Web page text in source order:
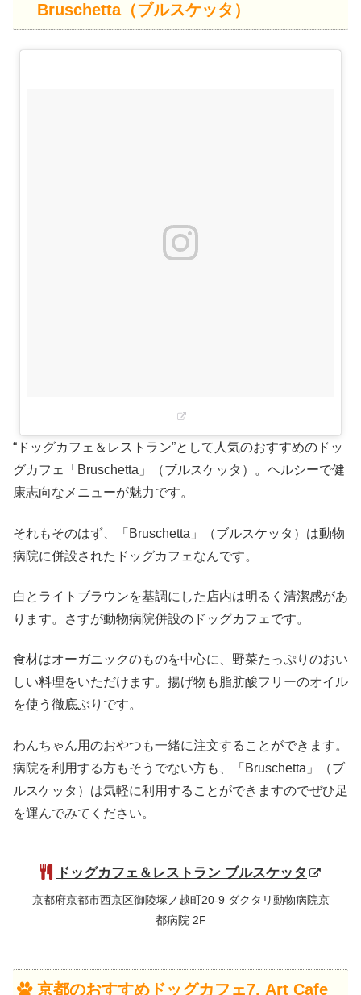
Bruschetta（ブルスケッタ）
“ドッグカフェ＆レストラン”として人気のおすすめのドッ
グカフェ「Bruschetta」（ブルスケッタ）。ヘルシーで健
康志向なメニューが魅力です。
それもそのはず、「Bruschetta」（ブルスケッタ）は動物
病院に併設されたドッグカフェなんです。
白とライトブラウンを基調にした店内は明るく清潔感があ
ります。さすが動物病院併設のドッグカフェです。
食材はオーガニックのものを中心に、野菜たっぷりのおい
しい料理をいただけます。揚げ物も脂肪酸フリーのオイル
を使う徹底ぶりです。
わんちゃん用のおやつも一緒に注文することができます。
病院を利用する方もそうでない方も、「Bruschetta」（ブ
ルスケッタ）は気軽に利用することができますのでぜひ足
を運んでみてください。
ドッグカフェ＆レストラン ブルスケッタ
京都府京都市西京区御陵塚ノ越町20-9 ダクタリ動物病院京
都病院 2F
京都のおすすめドッグカフェ7. Art Cafe